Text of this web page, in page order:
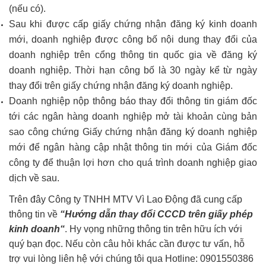
(nếu có).
Sau khi được cấp giấy chứng nhận đăng ký kinh doanh
mới, doanh nghiệp được công bố nội dung thay đổi của
doanh nghiệp trên cổng thông tin quốc gia về đăng ký
doanh nghiệp. Thời hạn công bố là 30 ngày kể từ ngày
thay đổi trên giấy chứng nhận đăng ký doanh nghiệp.
Doanh nghiệp nộp thông báo thay đổi thông tin giám đốc
tới các ngân hàng doanh nghiệp mở tài khoản cùng bản
sao công chứng Giấy chứng nhận đăng ký doanh nghiệp
mới để ngân hàng cập nhật thông tin mới của Giám đốc
công ty để thuận lợi hơn cho quá trình doanh nghiệp giao
dịch về sau.
Trên đây Công ty TNHH MTV Vì Lao Động đã cung cấp
thông tin về “Hướng dẫn thay đổi CCCD trên giấy phép
kinh doanh“. Hy vọng những thông tin trên hữu ích với
quý bạn đọc. Nếu còn câu hỏi khác cần được tư vấn, hỗ
trợ vui lòng liên hệ với chúng tôi qua Hotline: 0901550386